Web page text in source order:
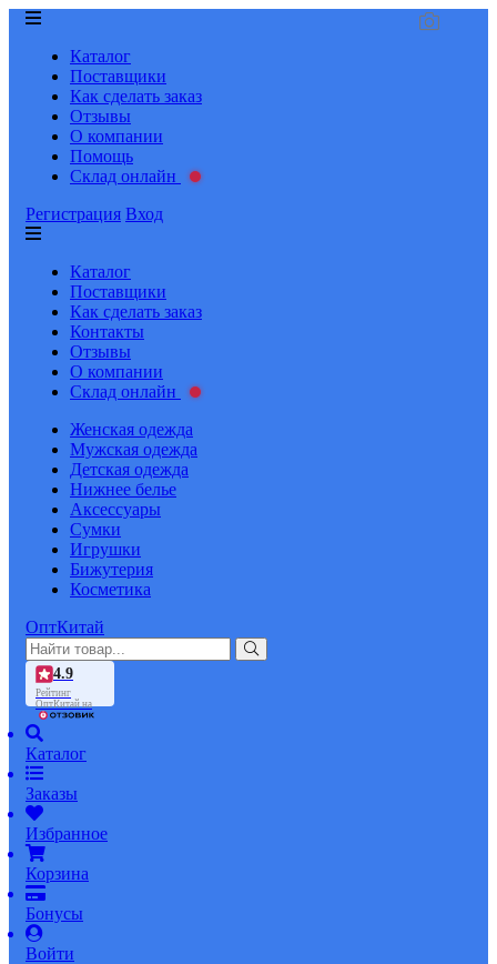
Каталог
Поставщики
Как сделать заказ
Отзывы
О компании
Помощь
Склад онлайн
Регистрация Вход
Каталог
Поставщики
Как сделать заказ
Контакты
Отзывы
О компании
Склад онлайн
Женская одежда
Мужская одежда
Детская одежда
Нижнее белье
Аксессуары
Сумки
Игрушки
Бижутерия
Косметика
ОптКитай
4.9
Рейтинг
ОптКитай на
Каталог
Заказы
Избранное
Корзина
Бонусы
Войти